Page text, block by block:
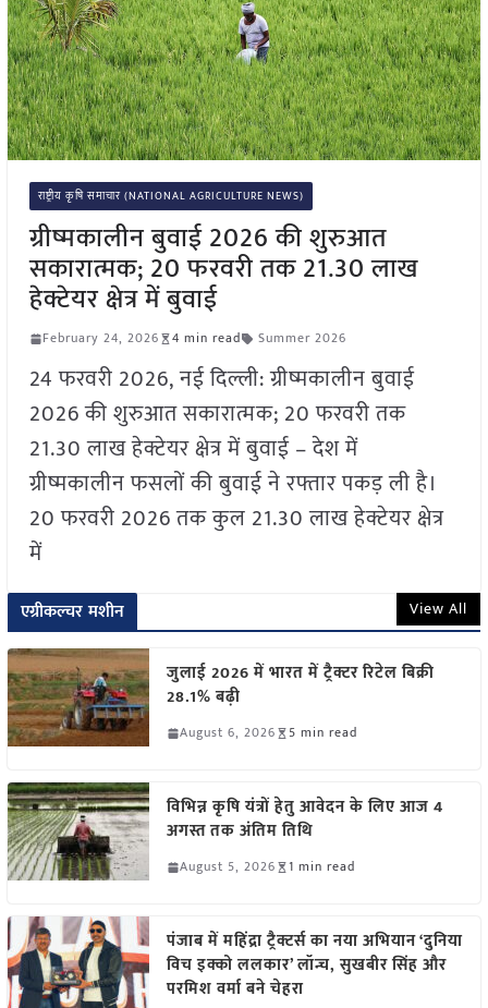
राष्ट्रीय कृषि समाचार (NATIONAL AGRICULTURE NEWS)
ग्रीष्मकालीन बुवाई 2026 की शुरुआत
सकारात्मक; 20 फरवरी तक 21.30 लाख
हेक्टेयर क्षेत्र में बुवाई
February 24, 2026 4 min read Summer 2026
24 फरवरी 2026, नई दिल्ली: ग्रीष्मकालीन बुवाई
2026 की शुरुआत सकारात्मक; 20 फरवरी तक
21.30 लाख हेक्टेयर क्षेत्र में बुवाई – देश में
ग्रीष्मकालीन फसलों की बुवाई ने रफ्तार पकड़ ली है।
20 फरवरी 2026 तक कुल 21.30 लाख हेक्टेयर क्षेत्र
में
एग्रीकल्चर मशीन View All
जुलाई 2026 में भारत में ट्रैक्टर रिटेल बिक्री
28.1% बढ़ी
August 6, 2026 5 min read
विभिन्न कृषि यंत्रों हेतु आवेदन के लिए आज 4
अगस्त तक अंतिम तिथि
August 5, 2026 1 min read
पंजाब में महिंद्रा ट्रैक्टर्स का नया अभियान ‘दुनिया
विच इक्को ललकार’ लॉन्च, सुखबीर सिंह और
परमिश वर्मा बने चेहरा